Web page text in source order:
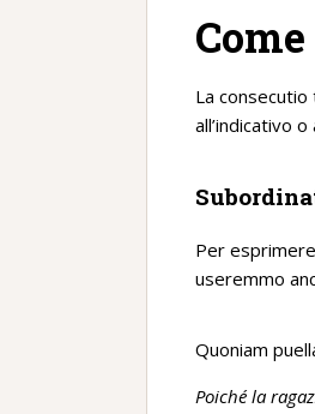
La
all’indicativo
Per esprimere
useremmo
Quoniam
Poiché la